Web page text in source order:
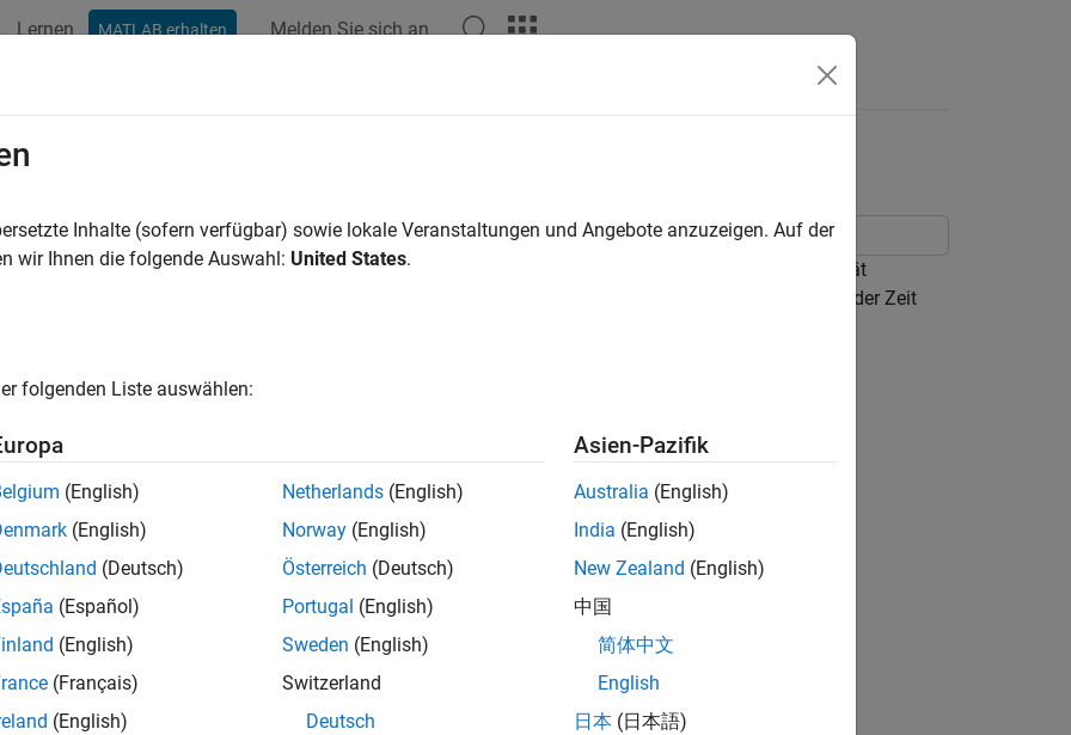
Lernen MATLAB erhalten Melden Sie sich an
Beispiel ist ein Magnetventil mit Federrückstellung dargestellt. Das Magnetventil wird als Induktivität
deren Wert L von der Kolbenposition x abhängig ist. Die elektromotorische Gegenkraft für eine mit der Zeit
x abhängig ist, wird dies zu:
aus den Kraft-Hub-Daten des Herstellers mithilfe der folgenden Beziehung abgeleitet werden:
dann integriert werden, um L als Funktion von x zu erhalten.
Inhalte (sofern verfügbar) sowie lokale Veranstaltungen und Angebote anzuzeigen. Auf der
wir Ihnen die folgende Auswahl: United States.
folgenden Liste auswählen:
(English)
(English)
(Deutsch)
(Español)
(English)
(Français)
(English)
Netherlands (English)
Norway (English)
Österreich (Deutsch)
Portugal (English)
Sweden (English)
Switzerland
Deutsch
Asien-Pazifik
Australia (English)
India (English)
New Zealand (English)
中国
简体中文
English
日本 (日本語)